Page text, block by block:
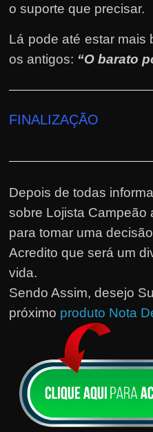
o suporte que precisar.
Lá pode até estar mais
os antigos: “O barato
FINALIZAÇÃO
Depois de todas
sobre Lojista Campeão
para tomar uma
Acredito que será um
vida.
Sendo Assim, desejo
próximo produto Nota